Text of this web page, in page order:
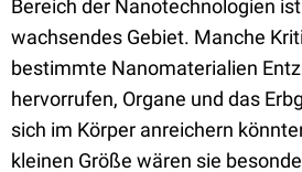
Bereich der Nanotechnologien
wachsendes Gebiet. Manche
bestimmte Nanomaterialien
hervorrufen, Organe und das
sich im Körper anreichern
kleinen Größe wären sie